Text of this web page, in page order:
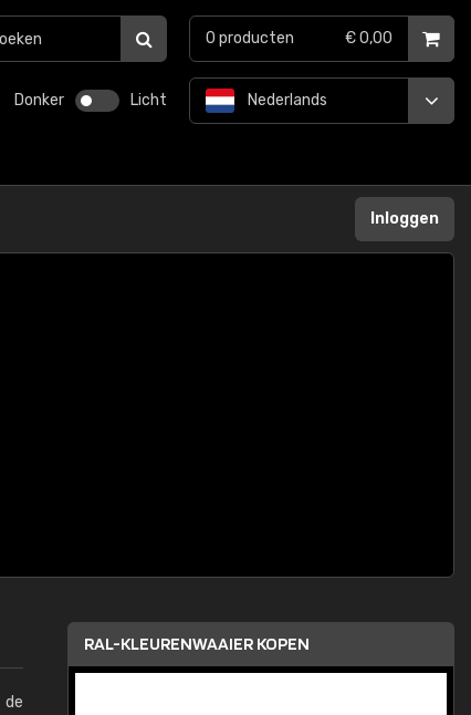
Donker Licht Nederlands
0 producten € 0,00
Inloggen
de
RAL-KLEURENWAAIER KOPEN